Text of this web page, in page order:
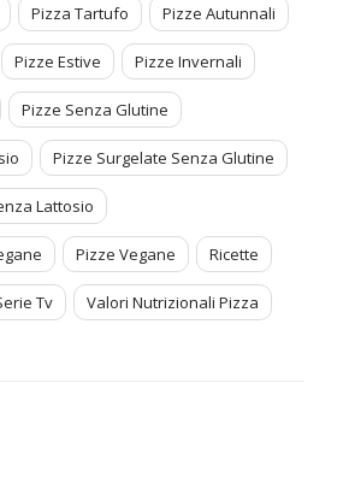
Pizza Tartufo Pizze Autunnali
Pizze Estive Pizze Invernali
Pizze Senza Glutine
Pizze Surgelate Senza Glutine
Lattosio
Pizze Vegane Ricette
Tv Valori Nutrizionali Pizza